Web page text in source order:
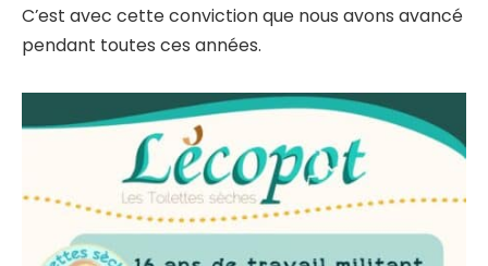
C’est avec cette conviction que nous avons avancé
pendant toutes ces années.